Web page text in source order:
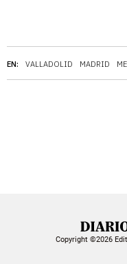
EN: VALLADOLID MADRID
Copyright ©2026